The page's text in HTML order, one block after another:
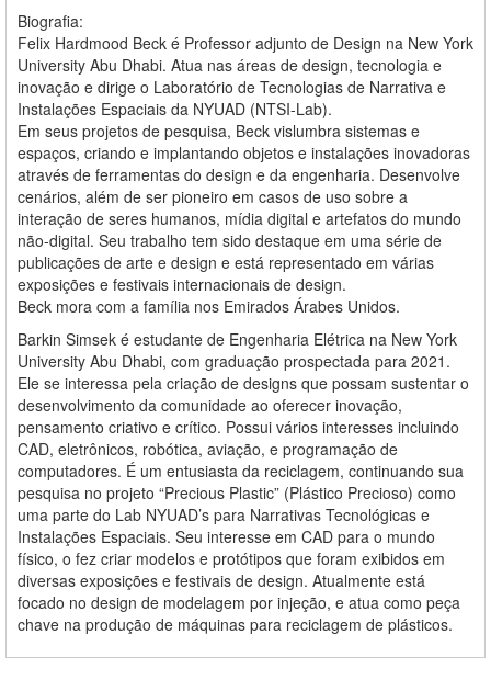
Biografia:
Felix Hardmood Beck é Professor adjunto de Design na New York
University Abu Dhabi. Atua nas áreas de design, tecnologia e
inovação e dirige o Laboratório de Tecnologias de Narrativa e
Instalações Espaciais da NYUAD (NTSI-Lab).
Em seus projetos de pesquisa, Beck vislumbra sistemas e
espaços, criando e implantando objetos e instalações inovadoras
através de ferramentas do design e da engenharia. Desenvolve
cenários, além de ser pioneiro em casos de uso sobre a
interação de seres humanos, mídia digital e artefatos do mundo
não-digital. Seu trabalho tem sido destaque em uma série de
publicações de arte e design e está representado em várias
exposições e festivais internacionais de design.
Beck mora com a família nos Emirados Árabes Unidos.
Barkin Simsek é estudante de Engenharia Elétrica na New York
University Abu Dhabi, com graduação prospectada para 2021.
Ele se interessa pela criação de designs que possam sustentar o
desenvolvimento da comunidade ao oferecer inovação,
pensamento criativo e crítico. Possui vários interesses incluindo
CAD, eletrônicos, robótica, aviação, e programação de
computadores. É um entusiasta da reciclagem, continuando sua
pesquisa no projeto “Precious Plastic” (Plástico Precioso) como
uma parte do Lab NYUAD’s para Narrativas Tecnológicas e
Instalações Espaciais. Seu interesse em CAD para o mundo
físico, o fez criar modelos e protótipos que foram exibidos em
diversas exposições e festivais de design. Atualmente está
focado no design de modelagem por injeção, e atua como peça
chave na produção de máquinas para reciclagem de plásticos.